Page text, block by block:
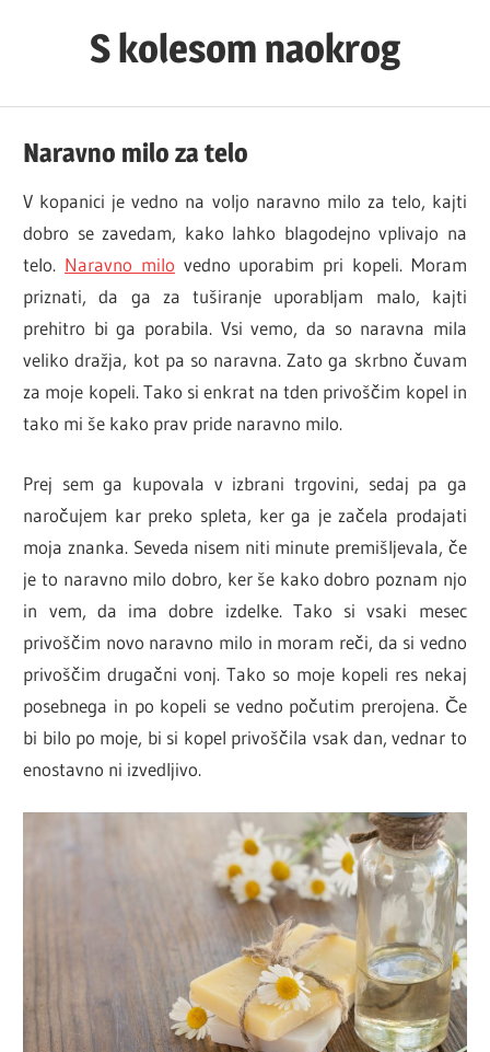
S kolesom naokrog
Naravno milo za telo
V kopanici je vedno na voljo naravno milo za telo, kajti
dobro se zavedam, kako lahko blagodejno vplivajo na
telo. Naravno milo vedno uporabim pri kopeli. Moram
priznati, da ga za tuširanje uporabljam malo, kajti
prehitro bi ga porabila. Vsi vemo, da so naravna mila
veliko dražja, kot pa so naravna. Zato ga skrbno čuvam
za moje kopeli. Tako si enkrat na tden privoščim kopel in
tako mi še kako prav pride naravno milo.
Prej sem ga kupovala v izbrani trgovini, sedaj pa ga
naročujem kar preko spleta, ker ga je začela prodajati
moja znanka. Seveda nisem niti minute premišljevala, če
je to naravno milo dobro, ker še kako dobro poznam njo
in vem, da ima dobre izdelke. Tako si vsaki mesec
privoščim novo naravno milo in moram reči, da si vedno
privoščim drugačni vonj. Tako so moje kopeli res nekaj
posebnega in po kopeli se vedno počutim prerojena. Če
bi bilo po moje, bi si kopel privoščila vsak dan, vednar to
enostavno ni izvedljivo.